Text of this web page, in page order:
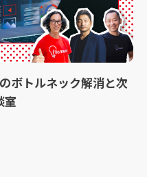
ボトルネック解消と次
室